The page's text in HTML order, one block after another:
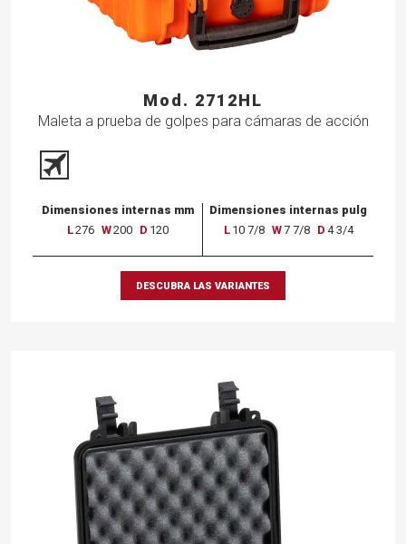
Mod. 2712HL
Maleta a prueba de golpes para cámaras de acción
Dimensiones internas mm
L276 W200 D 120
Dimensiones internas pulg
L 10 7/8 W7 7/8 D 4 3/4
DESCUBRA LAS VARIANTES